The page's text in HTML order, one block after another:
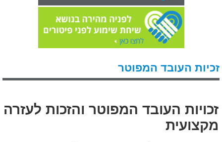
זכיות העובד המפוטר
זכויות העובד המפוטר והזכות לעזרה
מקצועית